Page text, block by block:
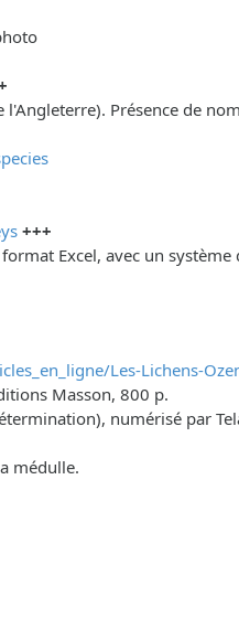
Présence de
+++
Excel, avec un
Les-Lichens-
Masson, 800 p.
numérisé par
médulle.